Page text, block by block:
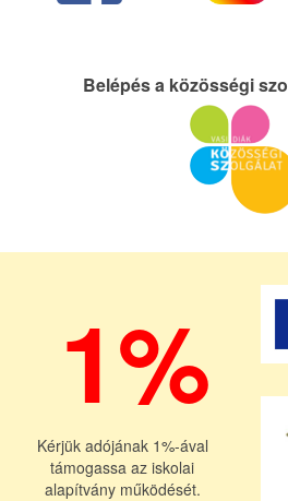
Belépés a közösségi
1%
Kérjük adójának 1%-ával
támogassa az iskolai
alapítvány működését.